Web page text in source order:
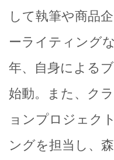
して執筆や商品
ーライティング
年、自身による
始動。また、ク
ョンプロジェク
ングを担当し、